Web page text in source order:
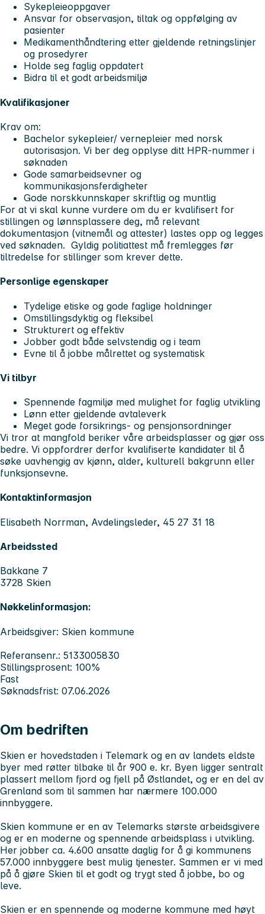
Sykepleieoppgaver
Ansvar for observasjon, tiltak og oppfølging av
pasienter
Medikamenthåndtering etter gjeldende retningslinjer
og prosedyrer
Holde seg faglig oppdatert
Bidra til et godt arbeidsmiljø
Kvalifikasjoner
Krav om:
Bachelor sykepleier/ vernepleier med norsk
autorisasjon. Vi ber deg opplyse ditt HPR-nummer i
søknaden
Gode samarbeidsevner og
kommunikasjonsferdigheter
Gode norskkunnskaper skriftlig og muntlig
For at vi skal kunne vurdere om du er kvalifisert for
stillingen og lønnsplassere deg, må relevant
dokumentasjon (vitnemål og attester) lastes opp og legges
ved søknaden. Gyldig politiattest må fremlegges før
tiltredelse for stillinger som krever dette.
Personlige egenskaper
Tydelige etiske og gode faglige holdninger
Omstillingsdyktig og fleksibel
Strukturert og effektiv
Jobber godt både selvstendig og i team
Evne til å jobbe målrettet og systematisk
Vi tilbyr
Spennende fagmiljø med mulighet for faglig utvikling
Lønn etter gjeldende avtaleverk
Meget gode forsikrings- og pensjonsordninger
Vi tror at mangfold beriker våre arbeidsplasser og gjør oss
bedre. Vi oppfordrer derfor kvalifiserte kandidater til å
søke uavhengig av kjønn, alder, kulturell bakgrunn eller
funksjonsevne.
Kontaktinformasjon
Elisabeth Norrman, Avdelingsleder, 45 27 31 18
Arbeidssted
Bakkane 7
3728 Skien
Nøkkelinformasjon:
Arbeidsgiver: Skien kommune
Referansenr.: 5133005830
Stillingsprosent: 100%
Fast
Søknadsfrist: 07.06.2026
Om bedriften
Skien er hovedstaden i Telemark og en av landets eldste
byer med røtter tilbake til år 900 e. kr. Byen ligger sentralt
plassert mellom fjord og fjell på Østlandet, og er en del av
Grenland som til sammen har nærmere 100.000
innbyggere.
Skien kommune er en av Telemarks største arbeidsgivere
og er en moderne og spennende arbeidsplass i utvikling.
Her jobber ca. 4.600 ansatte daglig for å gi kommunens
57.000 innbyggere best mulig tjenester. Sammen er vi med
på å gjøre Skien til et godt og trygt sted å jobbe, bo og
leve.
Skien er en spennende og moderne kommune med høyt